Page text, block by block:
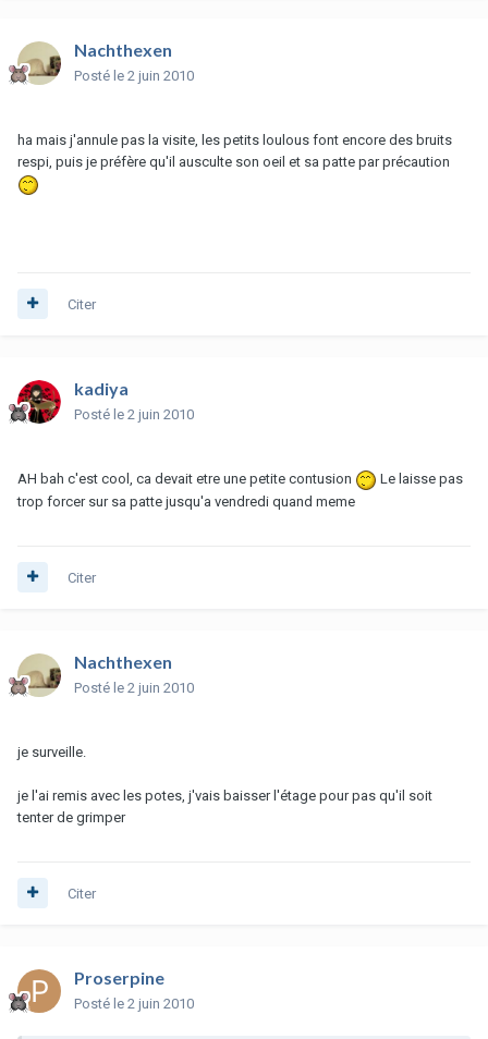
Nachthexen
Posté le 2 juin 2010
ha mais j'annule pas la visite, les petits loulous font encore des bruits
respi, puis je préfère qu'il ausculte son oeil et sa patte par précaution
Citer
kadiya
Posté le 2 juin 2010
AH bah c'est cool, ca devait etre une petite contusion
Le laisse pas
trop forcer sur sa patte jusqu'a vendredi quand meme
Citer
Nachthexen
Posté le 2 juin 2010
je surveille.
je l'ai remis avec les potes, j'vais baisser l'étage pour pas qu'il soit
tenter de grimper
Citer
Proserpine
Posté le 2 juin 2010